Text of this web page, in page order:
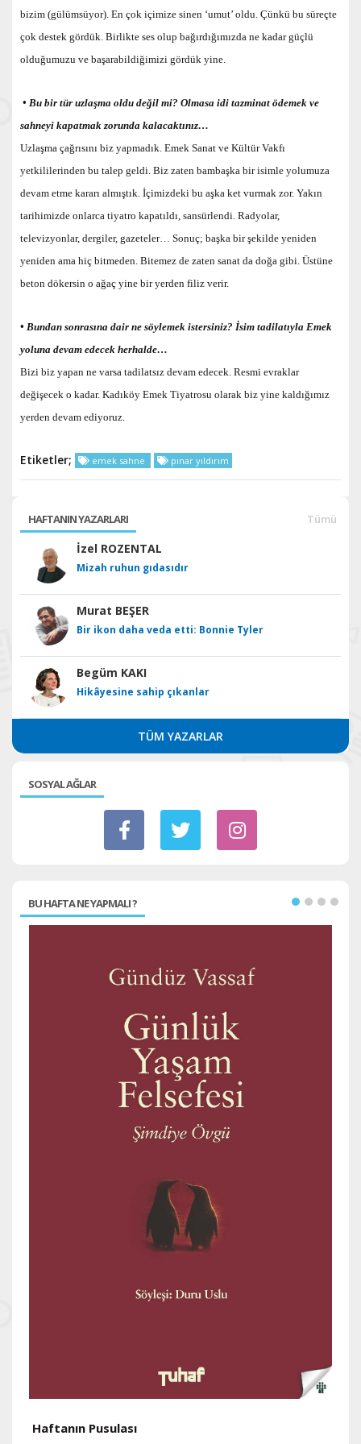
bizim (gülümsüyor). En çok içimize sinen ‘umut’ oldu. Çünkü bu süreçte
çok destek gördük. Birlikte ses olup bağırdığımızda ne kadar güçlü
olduğumuzu ve başarabildiğimizi gördük yine.
• Bu bir tür uzlaşma oldu değil mi? Olmasa idi tazminat ödemek ve
sahneyi kapatmak zorunda kalacaktınız…
Uzlaşma çağrısını biz yapmadık. Emek Sanat ve Kültür Vakfı
yetkililerinden bu talep geldi. Biz zaten bambaşka bir isimle yolumuza
devam etme kararı almıştık. İçimizdeki bu aşka ket vurmak zor. Yakın
tarihimizde onlarca tiyatro kapatıldı, sansürlendi. Radyolar,
televizyonlar, dergiler, gazeteler… Sonuç; başka bir şekilde yeniden
yeniden ama hiç bitmeden. Bitemez de zaten sanat da doğa gibi. Üstüne
beton dökersin o ağaç yine bir yerden filiz verir.
• Bundan sonrasına dair ne söylemek istersiniz? İsim tadilatıyla Emek
yoluna devam edecek herhalde…
Bizi biz yapan ne varsa tadilatsız devam edecek. Resmi evraklar
değişecek o kadar. Kadıköy Emek Tiyatrosu olarak biz yine kaldığımız
yerden devam ediyoruz.
Etiketler; emek sahne pınar yıldırım
HAFTANIN YAZARLARI Tümü
İzel ROZENTAL
Mizah ruhun gıdasıdır
Murat BEŞER
Bir ikon daha veda etti: Bonnie Tyler
Begüm KAKI
Hikâyesine sahip çıkanlar
TÜM YAZARLAR
SOSYAL AĞLAR
BU HAFTA NE YAPMALI ?
Haftanın Pusulası